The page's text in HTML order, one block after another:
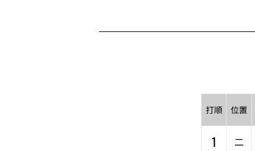
打順 位置
1 二